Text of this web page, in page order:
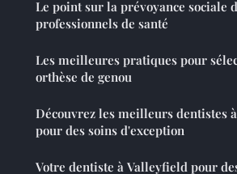
Le point sur la prévoyance sociale
professionnels de santé
Les meilleures pratiques pour
orthèse de genou
Découvrez les meilleurs dentistes
pour des soins d'exception
Votre dentiste à Valleyfield pour